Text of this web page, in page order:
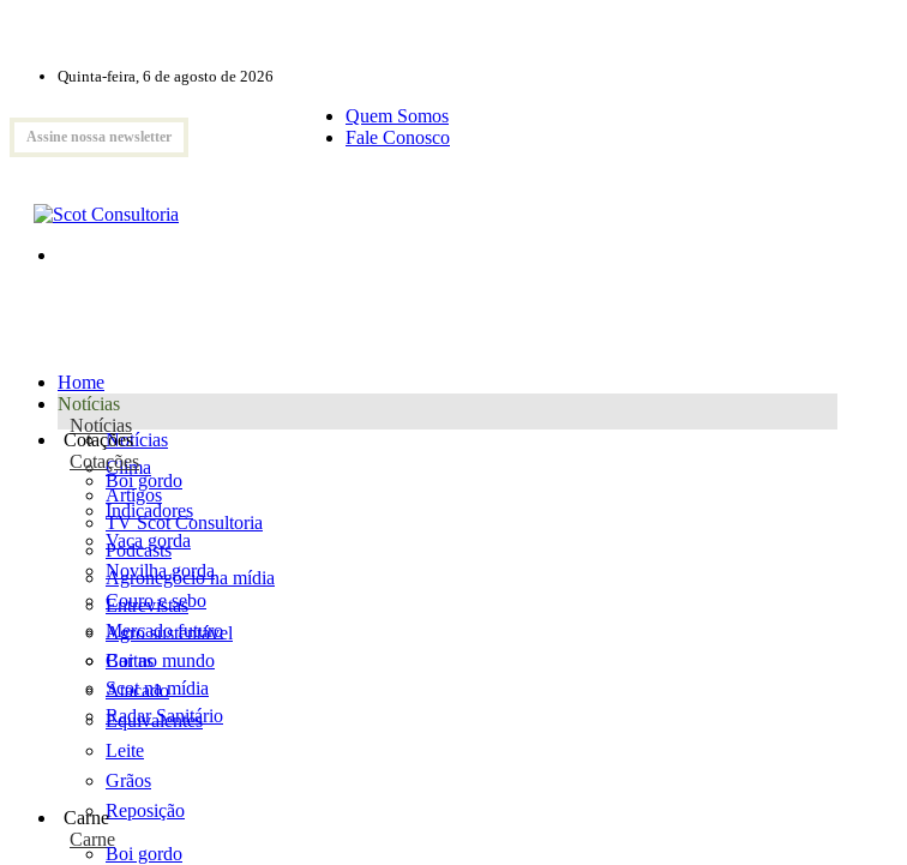
Quinta-feira, 6 de agosto de 2026
Assine nossa newsletter
Quem Somos
Fale Conosco
Home
Notícias
Notícias
Notícias
Clima
Artigos
TV Scot Consultoria
Podcasts
Agronegócio na mídia
Entrevistas
Agro sustentável
Cartas
Scot na mídia
Radar Sanitário
Cotações
Cotações
Boi gordo
Indicadores
Vaca gorda
Novilha gorda
Couro e sebo
Mercado futuro
Boi no mundo
Atacado
Equivalentes
Leite
Grãos
Reposição
Carne
Carne
Boi gordo